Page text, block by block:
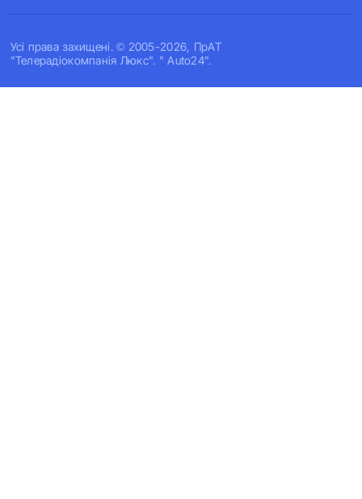
Усi права захищенi. © 2005-2026, ПрАТ
"Телерадіокомпанія Люкс". " Auto24".